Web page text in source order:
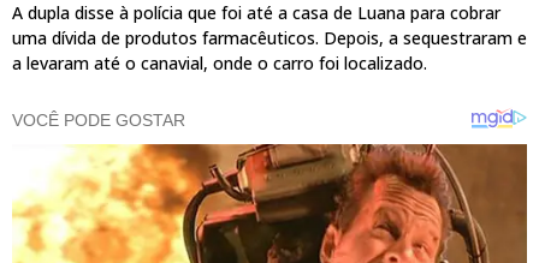
A dupla disse à polícia que foi até a casa de Luana para cobrar
uma dívida de produtos farmacêuticos. Depois, a sequestraram e
a levaram até o canavial, onde o carro foi localizado.